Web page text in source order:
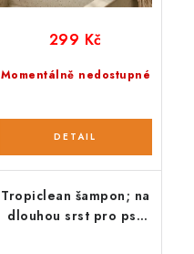
Momentálně nedostupné
299 Kč
Tropiclean šampon; na
dlouhou srst pro psy